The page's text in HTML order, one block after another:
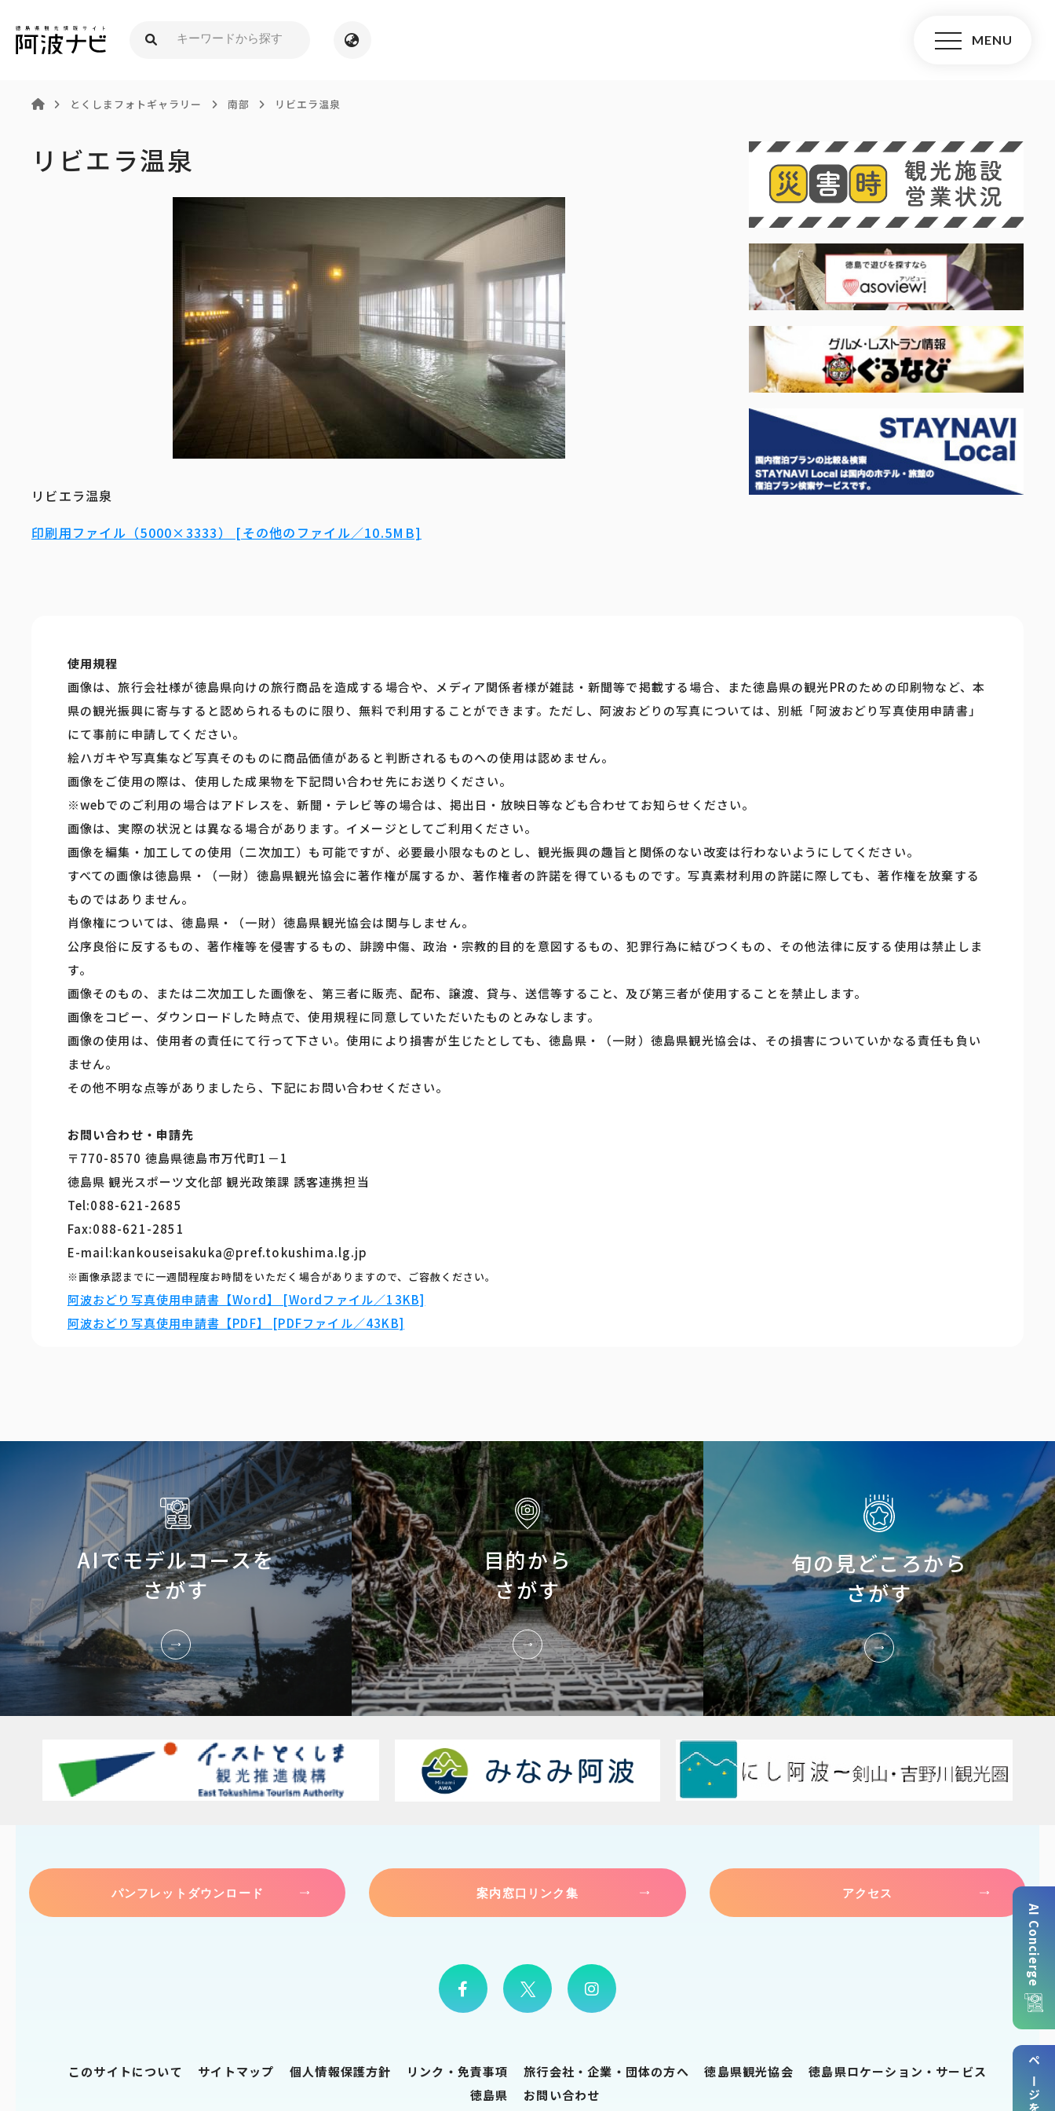
AI Concierge
とくしまフォトギャラリー 南部 リビエラ温泉
リビエラ温泉
リビエラ温泉
印刷用ファイル（5000×3333） [その他のファイル／10.5MB]
使用規程
画像は、旅行会社様が徳島県向けの旅行商品を造成する場合や、メディア関係者様が雑誌・新聞等で掲載する場合、また徳島県の観光PRのための印刷物など、本
県の観光振興に寄与すると認められるものに限り、無料で利用することができます。ただし、阿波おどりの写真については、別紙「阿波おどり写真使用申請書」
にて事前に申請してください。
絵ハガキや写真集など写真そのものに商品価値があると判断されるものへの使用は認めません。
画像をご使用の際は、使用した成果物を下記問い合わせ先にお送りください。
※webでのご利用の場合はアドレスを、新聞・テレビ等の場合は、掲出日・放映日等なども合わせてお知らせください。
画像は、実際の状況とは異なる場合があります。イメージとしてご利用ください。
画像を編集・加工しての使用（二次加工）も可能ですが、必要最小限なものとし、観光振興の趣旨と関係のない改変は行わないようにしてください。
すべての画像は徳島県・（一財）徳島県観光協会に著作権が属するか、著作権者の許諾を得ているものです。写真素材利用の許諾に際しても、著作権を放棄する
ものではありません。
肖像権については、徳島県・（一財）徳島県観光協会は関与しません。
公序良俗に反するもの、著作権等を侵害するもの、誹謗中傷、政治・宗教的目的を意図するもの、犯罪行為に結びつくもの、その他法律に反する使用は禁止しま
す。
画像そのもの、または二次加工した画像を、第三者に販売、配布、譲渡、貸与、送信等すること、及び第三者が使用することを禁止します。
画像をコピー、ダウンロードした時点で、使用規程に同意していただいたものとみなします。
画像の使用は、使用者の責任にて行って下さい。使用により損害が生じたとしても、徳島県・（一財）徳島県観光協会は、その損害についていかなる責任も負い
ません。
その他不明な点等がありましたら、下記にお問い合わせください。
お問い合わせ・申請先
〒770-8570 徳島県徳島市万代町1－1
徳島県 観光スポーツ文化部 観光政策課 誘客連携担当
Tel:088-621-2685
Fax:088-621-2851
E-mail:kankouseisakuka@pref.tokushima.lg.jp
※画像承認までに一週間程度お時間をいただく場合がありますので、ご容赦ください。
阿波おどり写真使用申請書【Word】 [Wordファイル／13KB]
阿波おどり写真使用申請書【PDF】 [PDFファイル／43KB]
AIでモデルコースを
さがす
目的から
さがす
旬の見どころから
さがす
パンフレットダウンロード 案内窓口リンク集 アクセス
このサイトについて サイトマップ 個人情報保護方針 リンク・免責事項 旅行会社・企業・団体の方へ 徳島県観光協会
徳島県ロケーション・サービス
徳島県
お問い合わせ